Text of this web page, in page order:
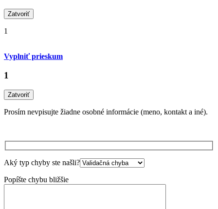
Zatvoriť
1
Vyplniť prieskum
1
Zatvoriť
Prosím nevpisujte žiadne osobné informácie (meno, kontakt a iné).
Aký typ chyby ste našli?
Popíšte chybu bližšie